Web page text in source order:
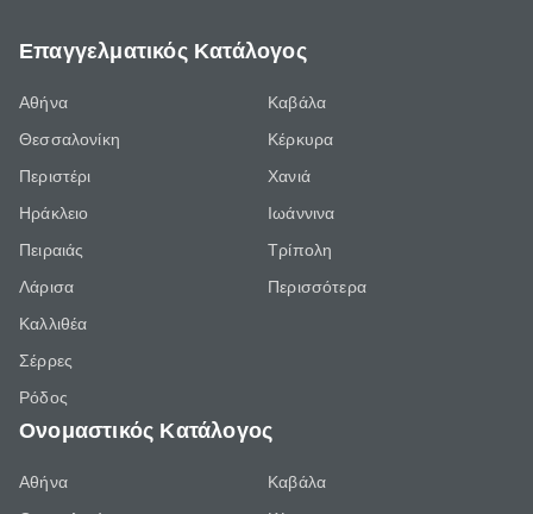
Επαγγελματικός Κατάλογος
Αθήνα
Θεσσαλονίκη
Περιστέρι
Ηράκλειο
Πειραιάς
Λάρισα
Καλλιθέα
Σέρρες
Ρόδος
Καβάλα
Κέρκυρα
Χανιά
Ιωάννινα
Τρίπολη
Περισσότερα
Ονομαστικός Κατάλογος
Αθήνα
Καβάλα